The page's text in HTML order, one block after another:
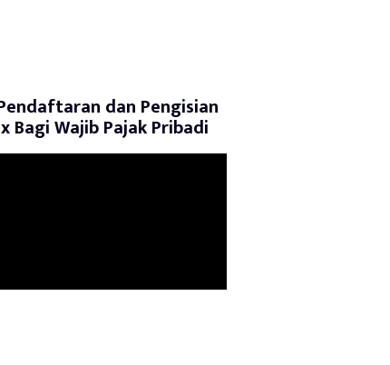
dan Pengisian
Bagi Wajib Pajak Pribadi